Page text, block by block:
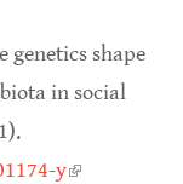
genetics shape
in social
y(link is